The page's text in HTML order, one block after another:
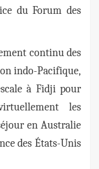
du Forum des
continu des
indo-Pacifique,
à Fidji pour
les
en Australie
des États-Unis